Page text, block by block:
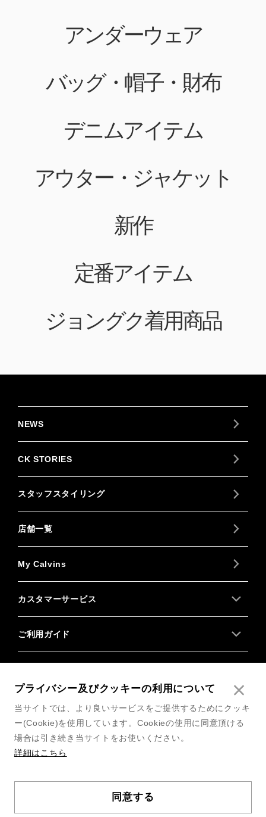
アンダーウェア
バッグ・帽子・財布
デニムアイテム
アウター・ジャケット
新作
定番アイテム
ジョングク着用商品
NEWS
CK STORIES
スタッフスタイリング
店舗一覧
My Calvins
カスタマーサービス
ご利用ガイド
Follow us
利用規約
COPYRIGHT© 2026 CALVIN KLEIN
プライバシー及びクッキーの利用について
当サイトでは、より良いサービスをご提供するためにクッキ
ー(Cookie)を使用しています。Cookieの使用に同意頂ける
場合は引き続き当サイトをお使いください。
詳細はこちら
同意する